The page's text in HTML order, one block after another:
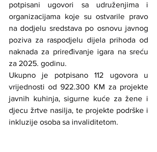
potpisani ugovori sa udruženjima i
organizacijama koje su ostvarile pravo
na dodjelu sredstava po osnovu javnog
poziva za raspodjelu dijela prihoda od
naknada za priređivanje igara na sreću
za 2025. godinu.
Ukupno je potpisano 112 ugovora u
vrijednosti od 922.300 KM za projekte
javnih kuhinja, sigurne kuće za žene i
djecu žrtve nasilja, te projekte podrške i
inkluzije osoba sa invaliditetom.